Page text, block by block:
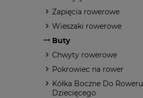
Zapięcia rowerowe
Wieszaki rowerowe
Buty
Chwyty rowerowe
Pokrowiec na rower
Kółka Boczne Do Roweru
Dziecięcego